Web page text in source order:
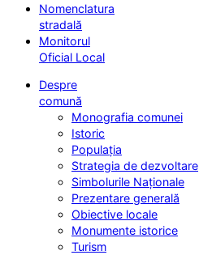
Nomenclatura
stradală
Monitorul
Oficial Local
Despre
comună
Monografia comunei
Istoric
Populația
Strategia de dezvoltare
Simbolurile Naționale
Prezentare generală
Obiective locale
Monumente istorice
Turism